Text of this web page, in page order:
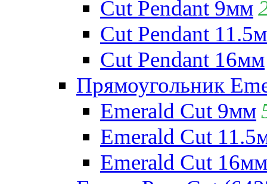
Cut Pendant 9мм
Cut Pendant
Cut Pendant 16мм
Прямоугольник
Emerald Cut 9мм
Emerald Cut
Emerald Cut 16мм